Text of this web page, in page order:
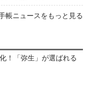
帳ニュースをもっと見る
！「弥生」が選ばれる